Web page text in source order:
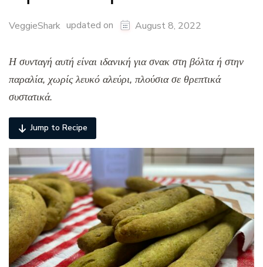
VeggieShark updated on August 8, 2022
Η συνταγή αυτή είναι ιδανική για σνακ στη βόλτα ή στην
παραλία, χωρίς λευκό αλεύρι, πλούσια σε θρεπτικά
συστατικά.
Jump to Recipe